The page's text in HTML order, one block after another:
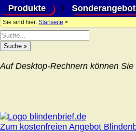
Produkte
Sie sind hier: Startseite >
Auf Desktop-Rechnern können
Zum kostenfreien Angebot